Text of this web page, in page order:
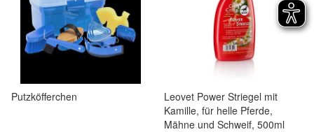
Putzköfferchen
Leovet Power Striegel mit
Kamille, für helle Pferde,
Mähne und Schweif, 500ml